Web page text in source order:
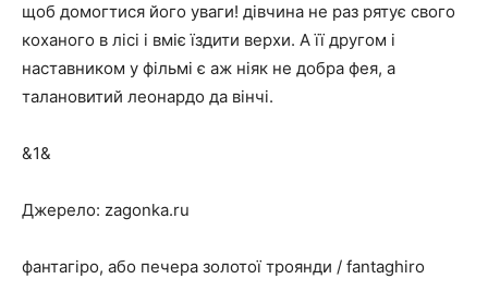
щоб домогтися його уваги! дівчина не раз рятує свого
коханого в лісі і вміє їздити верхи. А її другом і
наставником у фільмі є аж ніяк не добра фея, а
талановитий леонардо да вінчі.
&1&
Джерело: zagonka.ru
фантагіро, або печера золотої троянди / fantaghiro